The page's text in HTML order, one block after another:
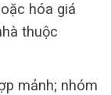
hóa giá
thuộc
mảnh; nhóm